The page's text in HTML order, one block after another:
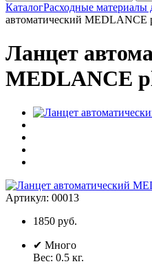
КаталогРасходные материалы
автоматический MEDLANCE
Ланцет
MEDLANCE
Артикул: 00013
1850 руб.
✔ Много
Вес: 0.5 кг.